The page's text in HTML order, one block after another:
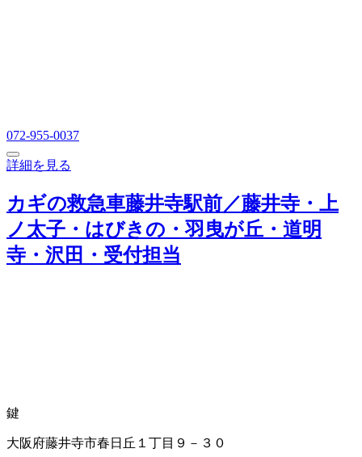
072-955-0037
詳細を見る
カギの救急車藤井寺駅前／藤井寺・上
ノ太子・はびきの・羽曳が丘・道明
寺・沢田・受付担当
鍵
大阪府藤井寺市春日丘１丁目９－３０